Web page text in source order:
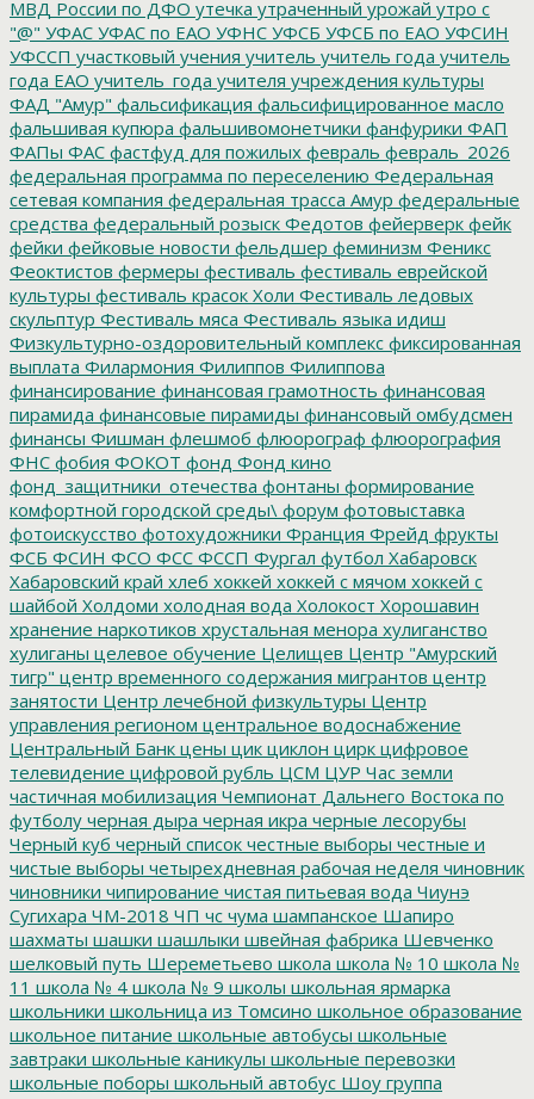
МВД России по ДФО утечка утраченный урожай утро с
"@" УФАС УФАС по ЕАО УФНС УФСБ УФСБ по ЕАО УФСИН
УФССП участковый учения учитель учитель года учитель
года ЕАО учитель_года учителя учреждения культуры
ФАД "Амур" фальсификация фальсифицированное масло
фальшивая купюра фальшивомонетчики фанфурики ФАП
ФАПы ФАС фастфуд для пожилых февраль февраль_2026
федеральная программа по переселению Федеральная
сетевая компания федеральная трасса Амур федеральные
средства федеральный розыск Федотов фейерверк фейк
фейки фейковые новости фельдшер феминизм Феникс
Феоктистов фермеры фестиваль фестиваль еврейской
культуры фестиваль красок Холи Фестиваль ледовых
скульптур Фестиваль мяса Фестиваль языка идиш
Физкультурно-оздоровительный комплекс фиксированная
выплата Филармония Филиппов Филиппова
финансирование финансовая грамотность финансовая
пирамида финансовые пирамиды финансовый омбудсмен
финансы Фишман флешмоб флюорограф флюорография
ФНС фобия ФОКОТ фонд Фонд кино
фонд_защитники_отечества фонтаны формирование
комфортной городской среды\ форум фотовыставка
фотоискусство фотохудожники Франция Фрейд фрукты
ФСБ ФСИН ФСО ФСС ФССП Фургал футбол Хабаровск
Хабаровский край хлеб хоккей хоккей с мячом хоккей с
шайбой Холдоми холодная вода Холокост Хорошавин
хранение наркотиков хрустальная менора хулиганство
хулиганы целевое обучение Целищев Центр "Амурский
тигр" центр временного содержания мигрантов центр
занятости Центр лечебной физкультуры Центр
управления регионом центральное водоснабжение
Центральный Банк цены цик циклон цирк цифровое
телевидение цифровой рубль ЦСМ ЦУР Час земли
частичная мобилизация Чемпионат Дальнего Востока по
футболу черная дыра черная икра черные лесорубы
Черный куб черный список честные выборы честные и
чистые выборы четырехдневная рабочая неделя чиновник
чиновники чипирование чистая питьевая вода Чиунэ
Сугихара ЧМ-2018 ЧП чс чума шампанское Шапиро
шахматы шашки шашлыки швейная фабрика Шевченко
шелковый путь Шереметьево школа школа № 10 школа №
11 школа № 4 школа № 9 школы школьная ярмарка
школьники школьница из Томсино школьное образование
школьное питание школьные автобусы школьные
завтраки школьные каникулы школьные перевозки
школьные поборы школьный автобус Шоу группа